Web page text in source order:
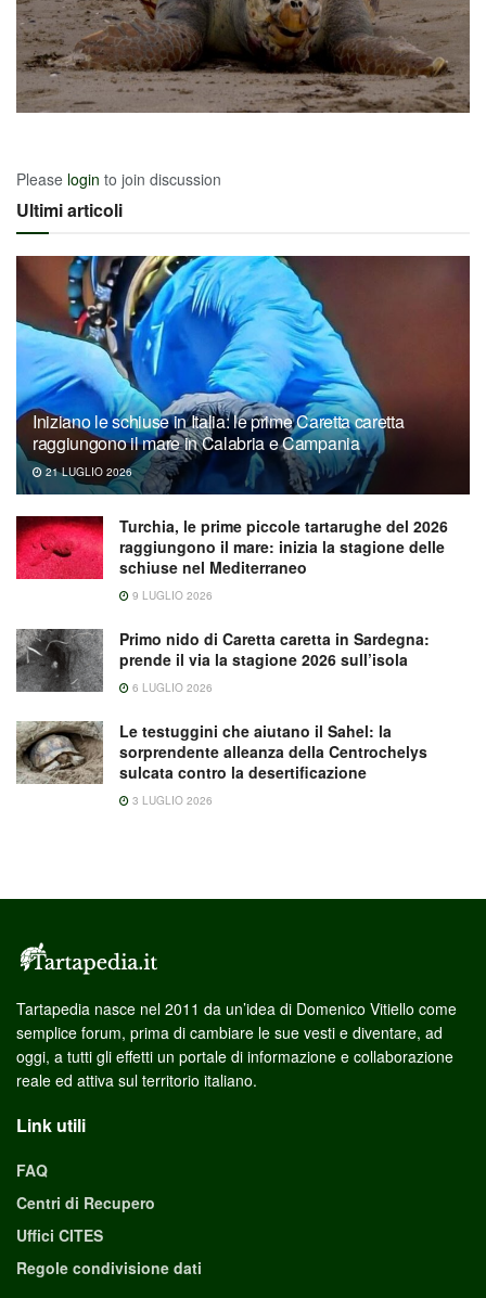
Please login to join discussion
Ultimi articoli
Iniziano le schiuse in Italia: le prime Caretta caretta
raggiungono il mare in Calabria e Campania
21 LUGLIO 2026
Turchia, le prime piccole tartarughe del 2026
raggiungono il mare: inizia la stagione delle
schiuse nel Mediterraneo
9 LUGLIO 2026
Primo nido di Caretta caretta in Sardegna:
prende il via la stagione 2026 sull’isola
6 LUGLIO 2026
Le testuggini che aiutano il Sahel: la
sorprendente alleanza della Centrochelys
sulcata contro la desertificazione
3 LUGLIO 2026
Tartapedia nasce nel 2011 da un’idea di Domenico Vitiello come
semplice forum, prima di cambiare le sue vesti e diventare, ad
oggi, a tutti gli effetti un portale di informazione e collaborazione
reale ed attiva sul territorio italiano.
Link utili
FAQ
Centri di Recupero
Uffici CITES
Regole condivisione dati